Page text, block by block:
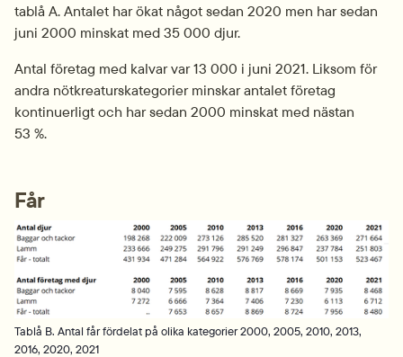
tablå A. Antalet har ökat något sedan 2020 men har sedan
juni 2000 minskat med 35 000 djur.
Antal företag med kalvar var 13 000 i juni 2021. Liksom för
andra nötkreaturskategorier minskar antalet företag
kontinuerligt och har sedan 2000 minskat med nästan
53 %.
Får
Tablå B. Antal får fördelat på olika kategorier 2000, 2005, 2010, 2013,
2016, 2020, 2021